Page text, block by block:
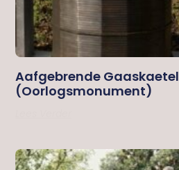
Aafgebrende Gaaskaetel
(oorlogsmonument)